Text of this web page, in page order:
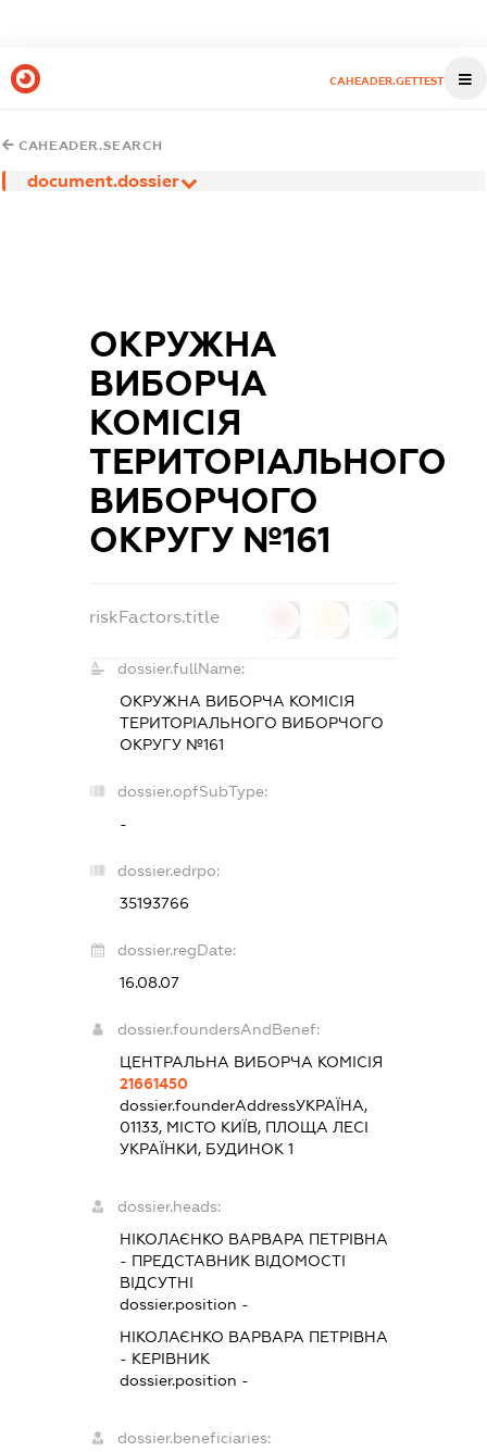
CAHEADER.GETTEST
CAHEADER.SEARCH
document.dossier
ОКРУЖНА
ВИБОРЧА
КОМІСІЯ
ТЕРИТОРІАЛЬНОГО
ВИБОРЧОГО
ОКРУГУ №161
riskFactors.title
dossier.fullName:
ОКРУЖНА ВИБОРЧА КОМІСІЯ
ТЕРИТОРІАЛЬНОГО ВИБОРЧОГО
ОКРУГУ №161
dossier.opfSubType:
-
dossier.edrpo:
35193766
dossier.regDate:
16.08.07
dossier.foundersAndBenef:
ЦЕНТРАЛЬНА ВИБОРЧА КОМІСІЯ
21661450
dossier.founderAddressУКРАЇНА,
01133, МІСТО КИЇВ, ПЛОЩА ЛЕСІ
УКРАЇНКИ, БУДИНОК 1
dossier.heads:
НІКОЛАЄНКО ВАРВАРА ПЕТРІВНА
- ПРЕДСТАВНИКВІДОМОСТІ
ВІДСУТНІ
dossier.position -
НІКОЛАЄНКО ВАРВАРА ПЕТРІВНА
- КЕРІВНИК
dossier.position -
dossier.beneficiaries: